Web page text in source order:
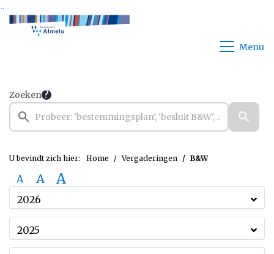
Ga naar de inhoud van deze pagina
Ga naar het zoeken
Ga naar het menu
Menu
Zoeken
U bevindt zich hier: Home Vergaderingen B&W
A A A
2026
2025